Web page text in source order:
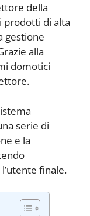
della
prodotti di alta
gestione
alla
domotici
serie di
e la
finale.